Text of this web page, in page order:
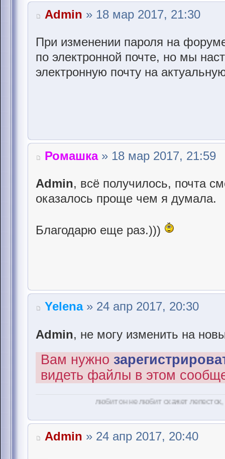
Admin » 18 мар 2017, 21:30
При изменении пароля на
по электронной почте, но мы
электронную почту на
Ромашка» 18 мар 2017, 21:59
Admin, всё получилось, почта
оказалось проще чем я думала.
Благодарю еще раз.)))
Yelena» 24 апр 2017, 20:30
Admin, не могу изменить на
Вам нужно
видеть файлы в этом
любит он не любит скажет лепесток, белые
Admin » 24 апр 2017, 20:40